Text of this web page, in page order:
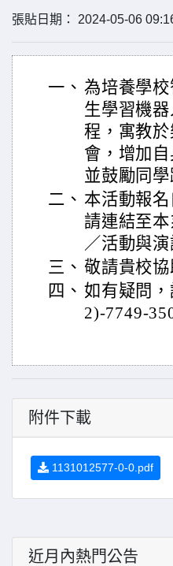
張貼日期： 2024-05-06
一、 為培養學
生學習機
程，寓教
會，增加
並鼓勵同學
二、 本活動報
請連結至
／活動與演
三、 敬請貴校
四、 如有疑問
2)-7749-
附件下載
1131012577-0-0.pdf
近月內熱門公告